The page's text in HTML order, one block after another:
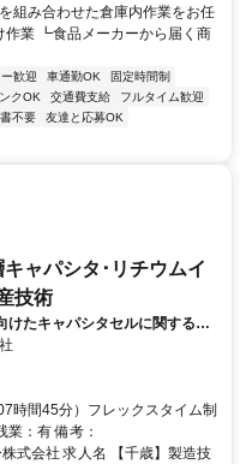
組み合わせた倉庫内作業をお任
業 ┗食品メーカーから届く商
歓迎 車通勤OK
固定時間制
クOK 交通費支給
フルタイム歓迎
不要
友達と応募OK
ャパシタ･リチウムイ
技術
けたキャパシタセルに関する製
い新たなラインが設立されて
ッションとなります。
時間45分）フレックスタイム制
：有 備考：
式会社 求人名 【千歳】製造技